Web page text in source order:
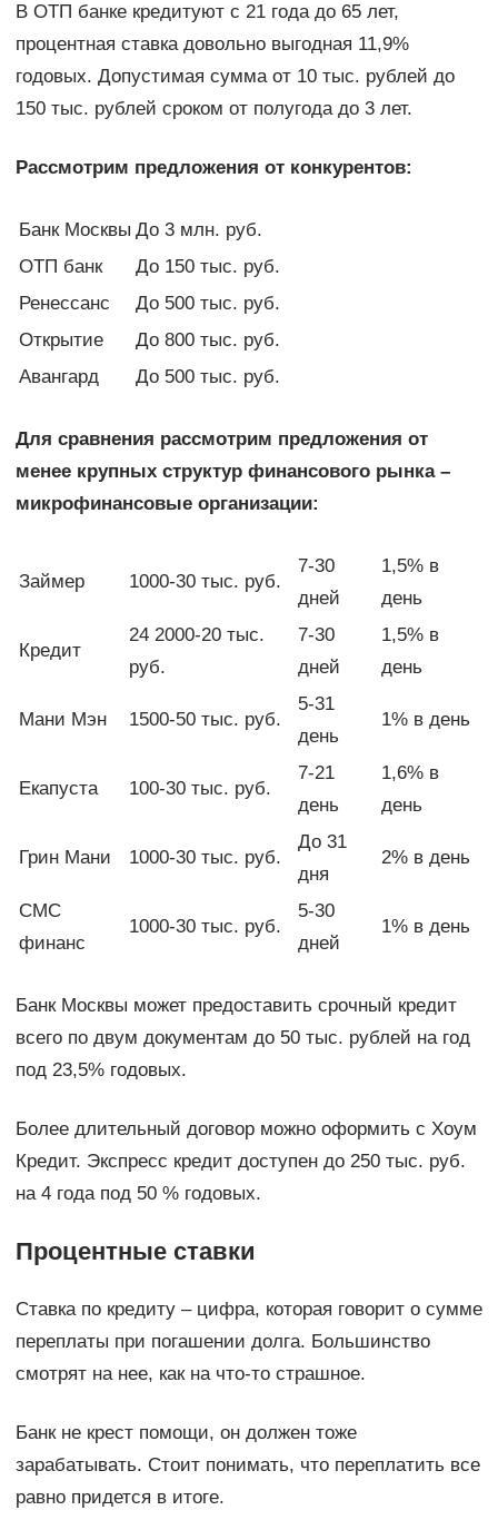
В ОТП банке кредитуют с 21 года до 65 лет,
процентная ставка довольно выгодная 11,9%
годовых. Допустимая сумма от 10 тыс. рублей до
150 тыс. рублей сроком от полугода до 3 лет.
Рассмотрим предложения от конкурентов:
Банк Москвы До 3 млн. руб.
ОТП банк
До 150 тыс. руб.
Ренессанс
До 500 тыс. руб.
Открытие
До 800 тыс. руб.
Авангард
До 500 тыс. руб.
Для сравнения рассмотрим предложения от
менее крупных структур финансового рынка –
микрофинансовые организации:
Займер 1000-30 тыс. руб.
7-30
дней
1,5% в
день
Кредит
24 2000-20 тыс.
руб.
7-30
дней
1,5% в
день
Мани Мэн 1500-50 тыс. руб.
5-31
день
1% в день
Екапуста 100-30 тыс. руб.
7-21
день
1,6% в
день
Грин Мани 1000-30 тыс. руб.
До 31
дня
2% в день
СМС
финанс
1000-30 тыс. руб.
5-30
дней
1% в день
Банк Москвы может предоставить срочный кредит
всего по двум документам до 50 тыс. рублей на год
под 23,5% годовых.
Более длительный договор можно оформить с Хоум
Кредит. Экспресс кредит доступен до 250 тыс. руб.
на 4 года под 50 % годовых.
Процентные ставки
Ставка по кредиту – цифра, которая говорит о сумме
переплаты при погашении долга. Большинство
смотрят на нее, как на что-то страшное.
Банк не крест помощи, он должен тоже
зарабатывать. Стоит понимать, что переплатить все
равно придется в итоге.